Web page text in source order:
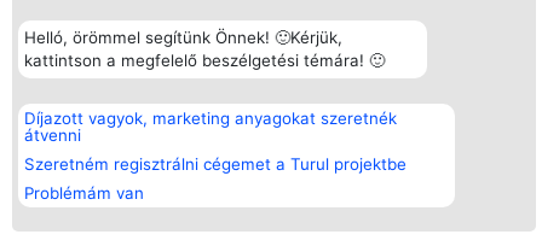
Helló, örömmel segítünk Önnek! 🙂Kérjük,
kattintson a megfelelő beszélgetési témára! 🙂
Díjazott vagyok, marketing anyagokat szeretnék
átvenni
Szeretném regisztrálni cégemet a Turul projektbe
Problémám van
Rangsorszervező
SC Beautiful Company S.R.L.
Bulevardul Aleea Timișul De
Sus Nr. 2, Bl. A30, Sc. A, Et.
Bukarest 53-238
Adószám 36737675
Népszavazás
Nyertesek
Az összes
díjazottak
Szabályok
Státusz
Prywatności
Elérhetőség